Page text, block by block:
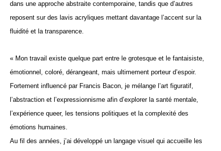
dans une approche abstraite contemporaine, tandis que d’autres
reposent sur des lavis acryliques mettant davantage l’accent sur la
fluidité et la transparence.
« Mon travail existe quelque part entre le grotesque et le fantaisiste,
émotionnel, coloré, dérangeant, mais ultimement porteur d’espoir.
Fortement influencé par Francis Bacon, je mélange l’art figuratif,
l’abstraction et l’expressionnisme afin d’explorer la santé mentale,
l’expérience queer, les tensions politiques et la complexité des
émotions humaines.
Au fil des années, j’ai développé un langage visuel qui accueille les